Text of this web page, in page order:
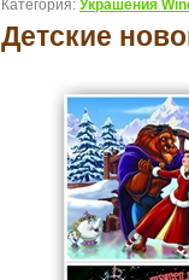
Категория: Украшения
Детские